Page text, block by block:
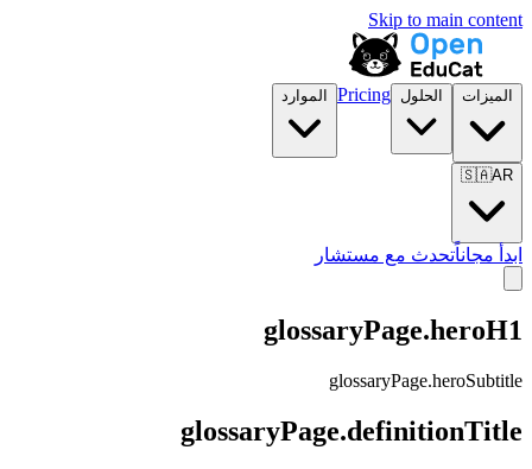
Skip to main content
الميزات الحلول Pricing الموارد
🇸🇦AR
ابدأ مجاناًتحدث مع مستشار
glossaryPage.heroH1
glossaryPage.heroSubtitle
glossaryPage.definitionTitle